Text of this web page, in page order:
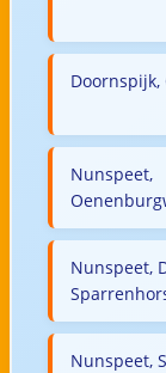
Doornspijk,
Nunspeet,
Nunspeet,
Nunspeet,